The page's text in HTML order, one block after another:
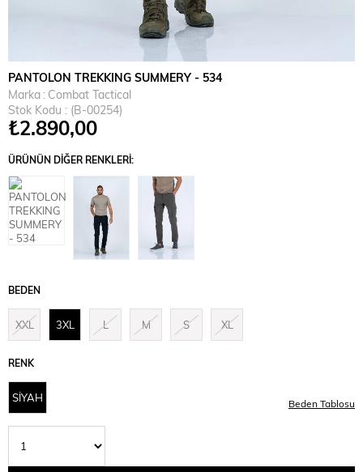
PANTOLON TREKKING SUMMERY - 534
Marka : Combat Tactical
Stok Kodu
(B-00254)
₺2.890,00
ÜRÜNÜN DIĞER RENKLERI:
BEDEN
XXL 3XL L M S XL
RENK
SİYAH Beden Tablosu